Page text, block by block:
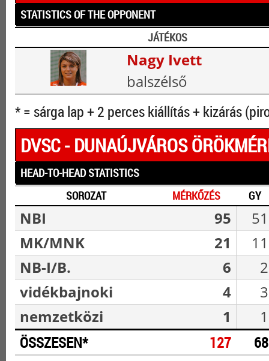
STATISTICS OF THE OPPONENT
JÁTÉKOS
Nagy Ivett
balszélső
* = sárga lap + 2 perces kiállítás + kizárás
DVSC - DUNAÚJVÁROS
HEAD-TO-HEAD STATISTICS
SOROZAT
MÉRKŐZÉS GY
NBI 95
51
MK/MNK
21
11
NB-I/B.
6
2
vidékbajnoki
4
3
nemzetközi
1 1
ÖSSZESEN* 127 68